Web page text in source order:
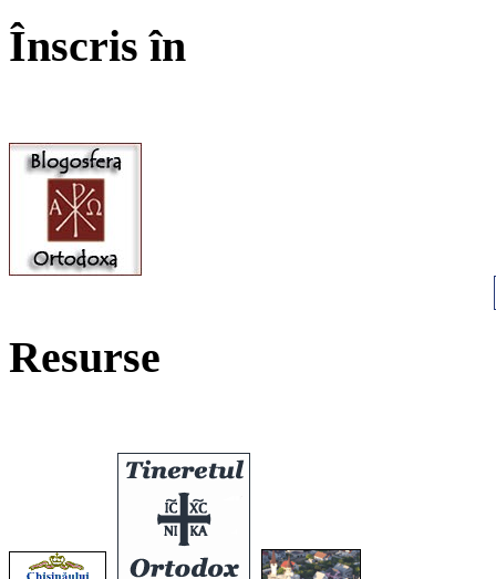
Înscris în
Resurse